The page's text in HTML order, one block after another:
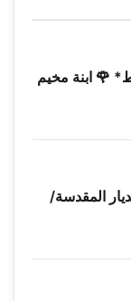
🌹 ابنة مخيم
المقدسة/